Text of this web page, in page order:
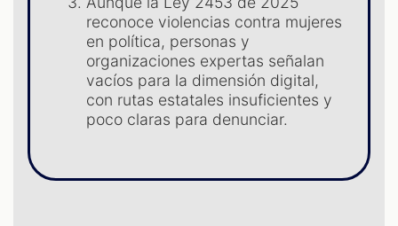
reconoce violencias contra mujeres
en política, personas y
organizaciones expertas señalan
vacíos para la dimensión digital,
con rutas estatales insuficientes y
poco claras para denunciar.